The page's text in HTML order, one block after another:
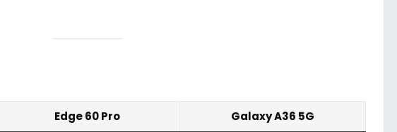
Edge 60 Pro Galaxy A36 5G